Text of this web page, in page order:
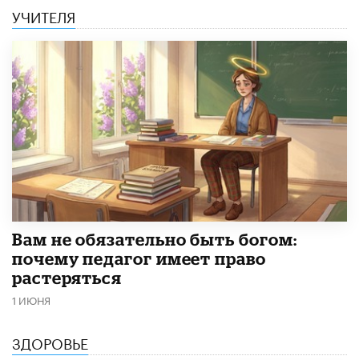
УЧИТЕЛЯ
​Вам не обязательно быть богом:
почему педагог имеет право
растеряться
1 ИЮНЯ
ЗДОРОВЬЕ